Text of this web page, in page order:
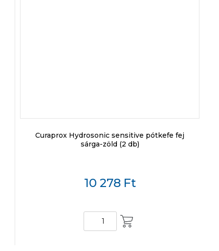
Curaprox Hydrosonic sensitive pótkefe fej
sárga-zöld (2 db)
10 278 Ft